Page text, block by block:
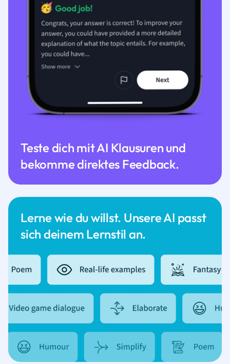
Lerne wie du willst. Unsere AI passt
sich deinem Lernstil an.
Teste dich mit AI Klausuren und
bekomme direktes Feedback.